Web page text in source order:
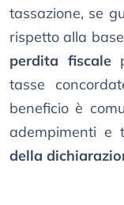
tassazione, se
rispetto alla
perdita fiscale
tasse
beneficio è
adempimenti e
della